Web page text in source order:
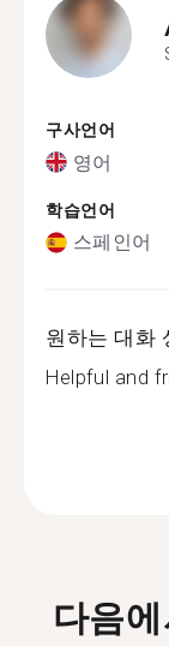
구사언어
영어
학습언어
스페인어
원하는 대화
Helpful and
다음